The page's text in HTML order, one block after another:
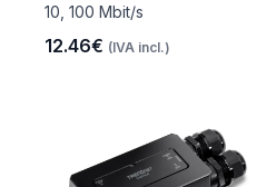
10, 100 Mbit/s
12.46€ (IVA incl.)